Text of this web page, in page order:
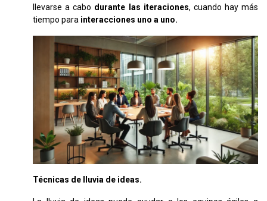
llevarse a cabo durante las iteraciones, cuando hay más
tiempo para interacciones uno a uno.
Técnicas de lluvia de ideas.